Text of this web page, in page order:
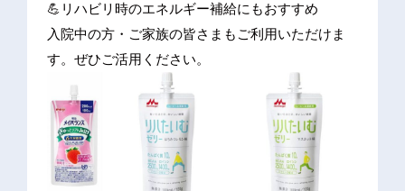
💪リハビリ時のエネルギー補給にもおすすめ
入院中の方・ご家族の皆さまもご利用いただけま
す。ぜひご活用ください。